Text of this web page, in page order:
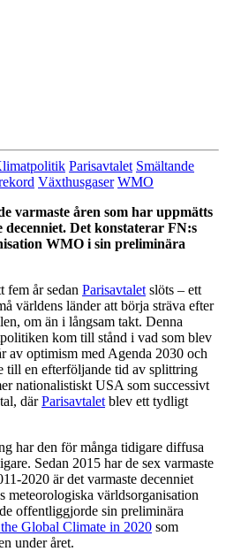
Parisavtalet Smältande
Växthusgaser WMO
varmaste åren som har uppmätts
decenniet. Det konstaterar FN:s
WMO i sin preliminära
fem år sedan Parisavtalet slöts – ett
världens länder att börja sträva efter
om än i långsam takt. Denna
kom till stånd i vad som blev
av optimism med Agenda 2030 och
till en efterföljande tid av splittring
nationalistiskt USA som successivt
därParisavtalet blev ett tydligt
har den för många tidigare diffusa
Sedan 2015 har de sex varmaste
2020 är det varmaste decenniet
meteorologiska världsorganisation
offentliggjorde sin preliminära
Global Climate in 2020 som
under året.